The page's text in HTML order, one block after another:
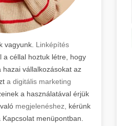
vagyunk. Linképítés
a céllal hoztuk létre, hogy
hazai vállalkozásokat az
a digitális marketing
a használatával érjük
megjelenéshez,
kérünk
menüpontban.